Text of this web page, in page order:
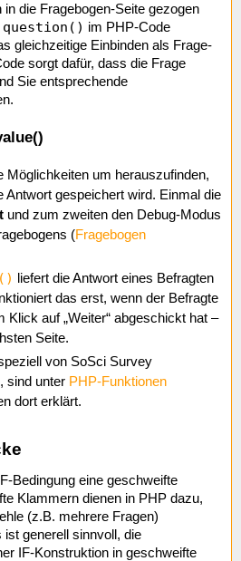
in die Fragebogen-Seite gezogen
question() im PHP-Code
gleichzeitige Einbinden als Frage-
sorgt dafür, dass die Frage
Sie entsprechende
Möglichkeiten um herauszufinden,
Antwort gespeichert wird. Einmal die
und zum zweiten den Debug-Modus
(Fragebogen
liefert die Antwort eines Befragten
das erst, wenn der Befragte
Klick auf „Weiter“ abgeschickt hat –
Seite.
von SoSci Survey
sind unter PHP-Funktionen
dort erklärt.
Bedingung eine geschweifte
Klammern dienen in PHP dazu,
(z.B. mehrere Fragen)
generell sinnvoll, die
IF-Konstruktion in geschweifte